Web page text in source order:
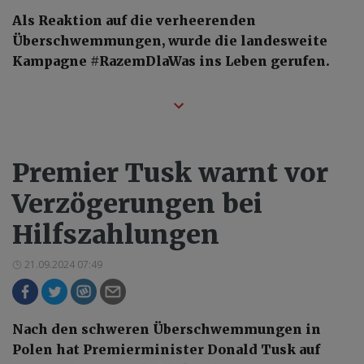
Als Reaktion auf die verheerenden
Überschwemmungen, wurde die landesweite
Kampagne #RazemDlaWas ins Leben gerufen.
Premier Tusk warnt vor
Verzögerungen bei
Hilfszahlungen
21.09.2024 07:49
Nach den schweren Überschwemmungen in
Polen hat Premierminister Donald Tusk auf